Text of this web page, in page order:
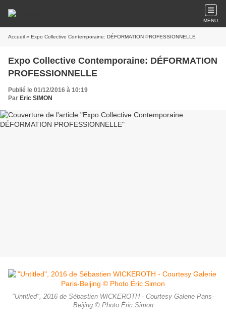
MENU
Accueil » Expo Collective Contemporaine: DÉFORMATION PROFESSIONNELLE
Expo Collective Contemporaine: DÉFORMATION
PROFESSIONNELLE
Publié le 01/12/2016 à 10:19
Par Eric SIMON
"Untitled", 2016 de Sébastien WICKEROTH - Courtesy Galerie Paris-
Beijing © Photo Éric Simon